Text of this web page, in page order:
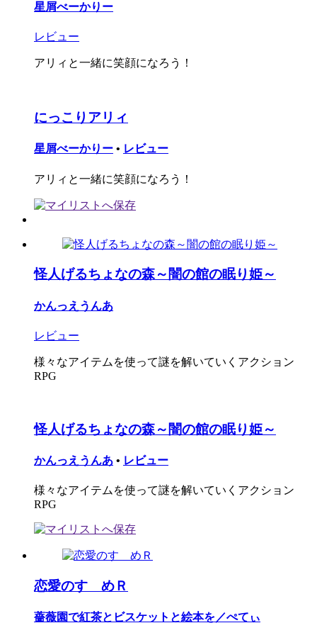
星屑べーかりー
レビュー
アリィと一緒に笑顔になろう！
にっこりアリィ
星屑べーかりー • レビュー
アリィと一緒に笑顔になろう！
怪人げるちょなの森～闇の館の眠り姫～
かんっえうんあ
レビュー
様々なアイテムを使って謎を解いていくアクション
RPG
怪人げるちょなの森～闇の館の眠り姫～
かんっえうんあ • レビュー
様々なアイテムを使って謎を解いていくアクション
RPG
恋愛のすゝめＲ
薔薇園で紅茶とビスケットと絵本を／ぺてぃ